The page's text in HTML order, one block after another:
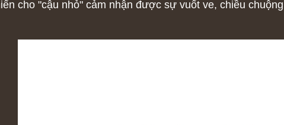
cho "cậu nhỏ" cảm nhận được sự vuốt ve, chiều